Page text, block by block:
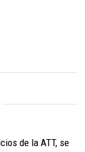
de la ATT, se